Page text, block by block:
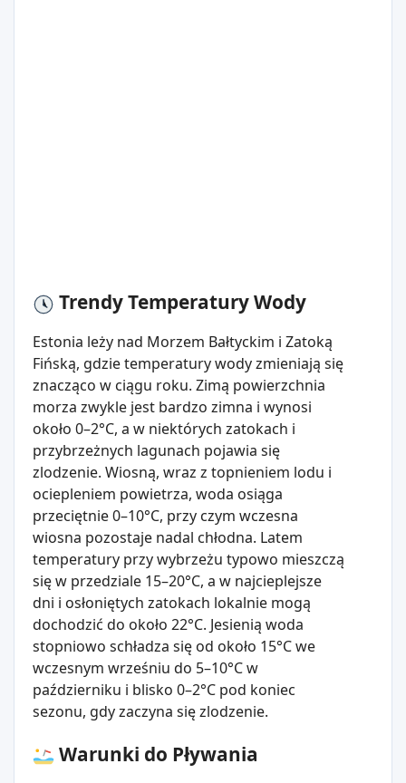
Trendy Temperatury Wody
Estonia leży nad Morzem Bałtyckim i Zatoką
Fińską, gdzie temperatury wody zmieniają się
znacząco w ciągu roku. Zimą powierzchnia
morza zwykle jest bardzo zimna i wynosi
około 0–2°C, a w niektórych zatokach i
przybrzeżnych lagunach pojawia się
zlodzenie. Wiosną, wraz z topnieniem lodu i
ociepleniem powietrza, woda osiąga
przeciętnie 0–10°C, przy czym wczesna
wiosna pozostaje nadal chłodna. Latem
temperatury przy wybrzeżu typowo mieszczą
się w przedziale 15–20°C, a w najcieplejsze
dni i osłoniętych zatokach lokalnie mogą
dochodzić do około 22°C. Jesienią woda
stopniowo schładza się od około 15°C we
wczesnym wrześniu do 5–10°C w
październiku i blisko 0–2°C pod koniec
sezonu, gdy zaczyna się zlodzenie.
Warunki do Pływania